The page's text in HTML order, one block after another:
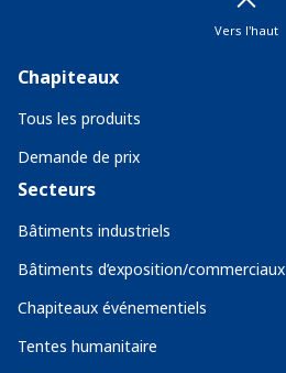
Vers l'haut
Chapiteaux
Tous les produits
Demande de prix
Secteurs
Bâtiments industriels
Bâtiments d’exposition/commerciaux
Chapiteaux événementiels
Tentes humanitaire